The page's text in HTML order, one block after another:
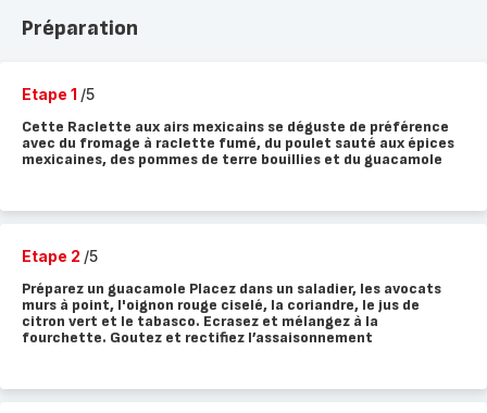
Préparation
Etape 1 /5
Cette Raclette aux airs mexicains se déguste de préférence
avec du fromage à raclette fumé, du poulet sauté aux épices
mexicaines, des pommes de terre bouillies et du guacamole
Etape 2 /5
Préparez un guacamole Placez dans un saladier, les avocats
murs à point, l'oignon rouge ciselé, la coriandre, le jus de
citron vert et le tabasco. Ecrasez et mélangez à la
fourchette. Goutez et rectifiez l’assaisonnement